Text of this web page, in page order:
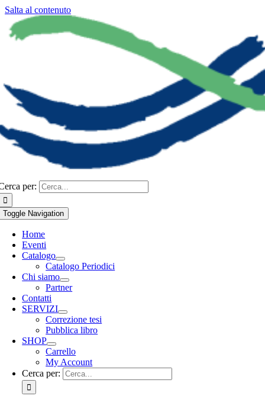
Salta al contenuto
per:
Toggle Navigation
Home
Eventi
Catalogo
Catalogo Periodici
Chi siamo
Partner
Contatti
SERVIZI
Correzione tesi
Pubblica libro
SHOP
Carrello
My Account
Cerca per: